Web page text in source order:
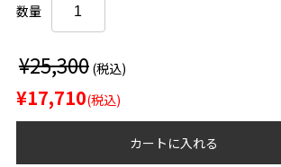
数量
¥25,300 (税込)
¥17,710(税込)
カートに入れる